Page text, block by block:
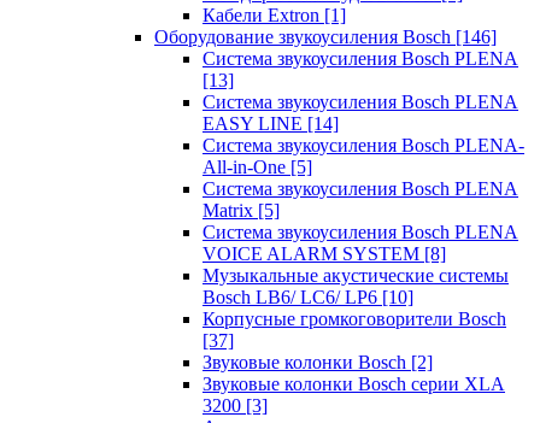
Кабели Extron [1]
Оборудование звукоусиления Bosch [146]
Система звукоусиления Bosch PLENA
[13]
Система звукоусиления Bosch PLENA
EASY LINE [14]
Система звукоусиления Bosch PLENA-
All-in-One [5]
Система звукоусиления Bosch PLENA
Matrix [5]
Система звукоусиления Bosch PLENA
VOICE ALARM SYSTEM [8]
Музыкальные акустические системы
Bosch LB6/ LC6/ LP6 [10]
Корпусные громкоговорители Bosch
[37]
Звуковые колонки Bosch [2]
Звуковые колонки Bosch серии XLA
3200 [3]